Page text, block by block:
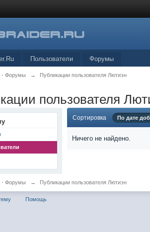
Пользователи Форумы
- Форумы → Публикации пользователя Лютиэн
пользователя
Сортировка По дате
Ничего не найдено.
- Форумы → Публикации пользователя Лютиэн
Помощь